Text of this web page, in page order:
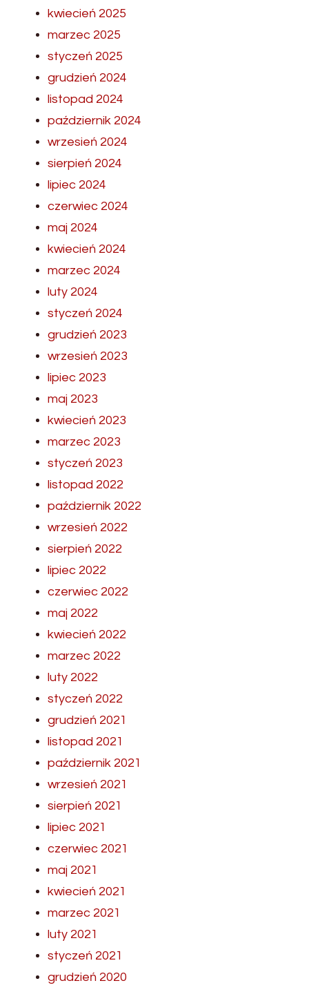
kwiecień 2025
marzec 2025
styczeń 2025
grudzień 2024
listopad 2024
październik 2024
wrzesień 2024
sierpień 2024
lipiec 2024
czerwiec 2024
maj 2024
kwiecień 2024
marzec 2024
luty 2024
styczeń 2024
grudzień 2023
wrzesień 2023
lipiec 2023
maj 2023
kwiecień 2023
marzec 2023
styczeń 2023
listopad 2022
październik 2022
wrzesień 2022
sierpień 2022
lipiec 2022
czerwiec 2022
maj 2022
kwiecień 2022
marzec 2022
luty 2022
styczeń 2022
grudzień 2021
listopad 2021
październik 2021
wrzesień 2021
sierpień 2021
lipiec 2021
czerwiec 2021
maj 2021
kwiecień 2021
marzec 2021
luty 2021
styczeń 2021
grudzień 2020